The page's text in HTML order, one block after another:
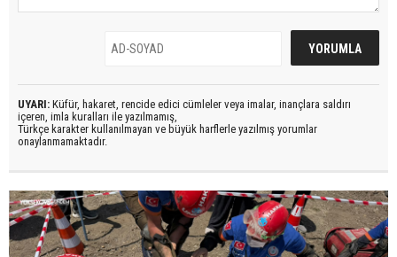
UYARI: Küfür, hakaret, rencide edici cümleler veya imalar, inançlara saldırı
içeren, imla kuralları ile yazılmamış,
Türkçe karakter kullanılmayan ve büyük harflerle yazılmış yorumlar
onaylanmamaktadır.